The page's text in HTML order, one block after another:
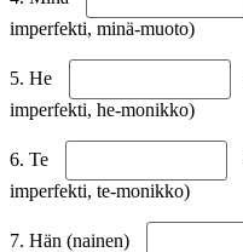
imperfekti, minä-muoto)
5. He
imperfekti, he-monikko)
6. Te
imperfekti, te-monikko)
7. Hän (nainen)